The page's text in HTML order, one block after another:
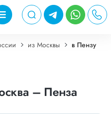
из Москвы в Пензу
– Пенза